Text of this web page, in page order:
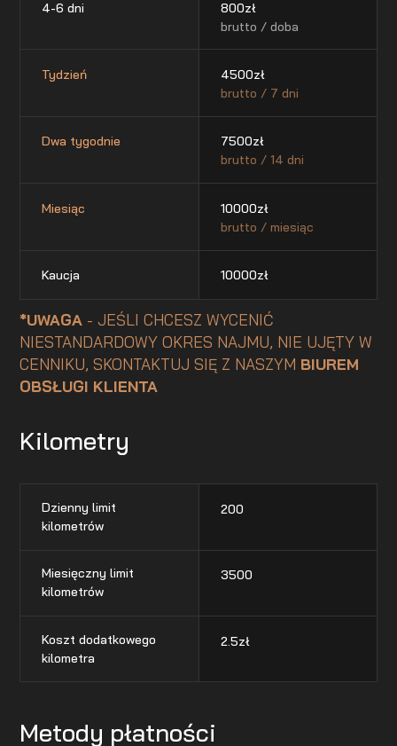
4-6 dni 800zł
brutto / doba
Tydzień 4500zł
brutto / 7 dni
Dwa tygodnie 7500zł
brutto / 14 dni
Miesiąc 10000zł
brutto / miesiąc
Kaucja 10000zł
*UWAGA - JEŚLI CHCESZ WYCENIĆ
NIESTANDARDOWY OKRES NAJMU, NIE UJĘTY W
CENNIKU, SKONTAKTUJ SIĘ Z NASZYM BIUREM
OBSŁUGI KLIENTA
Kilometry
Dzienny limit
kilometrów
200
Miesięczny limit
kilometrów
3500
Koszt dodatkowego
kilometra
2.5zł
Metody płatności